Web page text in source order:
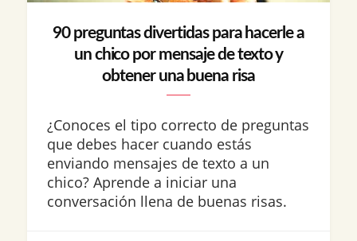
90 preguntas divertidas para hacerle a
un chico por mensaje de texto y
obtener una buena risa
¿Conoces el tipo correcto de preguntas
que debes hacer cuando estás
enviando mensajes de texto a un
chico? Aprende a iniciar una
conversación llena de buenas risas.